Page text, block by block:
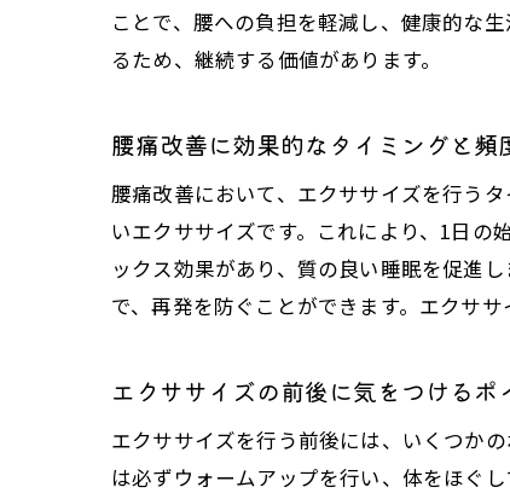
ことで、腰への負担を軽減し、健康的な
るため、継続する価値があります。
腰痛改善に効果的なタイミングと頻
腰痛改善において、エクササイズを行う
いエクササイズです。これにより、1日
ックス効果があり、質の良い睡眠を促進
で、再発を防ぐことができます。エクサ
エクササイズの前後に気をつけるポ
エクササイズを行う前後には、いくつか
は必ずウォームアップを行い、体をほぐ